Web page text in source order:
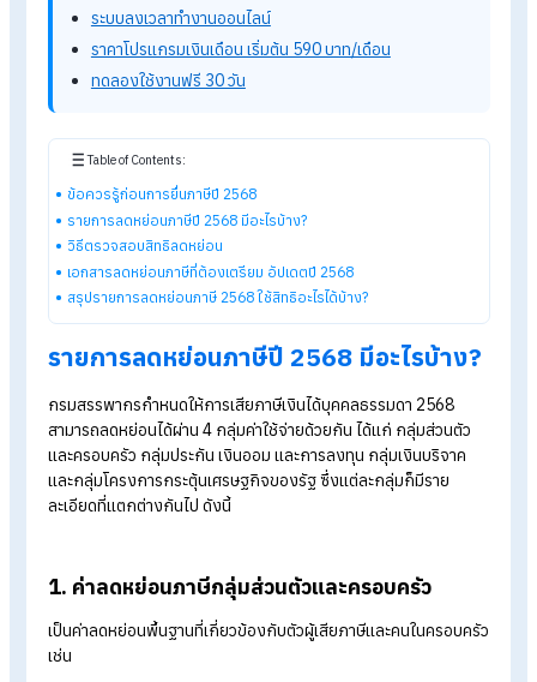
เหมาจ่ายได้ 50%ของรายได้ แต่ไม่เกิน 100,000
ในกรณีที่คำนวณแล้วพบว่าเงินได้สุทธิไม่เกิน 150,000
การยกเว้นภาษี แต่หากเกินจากจำนวนดังกล่าว จะถูกจัดเก็บภาษี
อัตราก้าวหน้า เริ่มต้นที่ 5%
รายการลดหย่อนภาษีอย่างครบถ้วน จะช่วยลดฐานภาษี ทำให้ภาระ
ภาษีที่ต้องชำระน้อยลง เมื่อเทียบกับผู้ที่ไม่มีสิทธิ์ลดหย่อนเลย
รู้จักโปรแกรม HR ของ HumanSoft เพิ่มเติม
โปรแกรมคำนวณเงินเดือนอัตโนมัติ
ระบบลงเวลาทำงานออนไลน์
ราคาโปรแกรมเงินเดือน เริ่มต้น 590 บาท/เดือน
ทดลองใช้งานฟรี 30 วัน
Table of Contents:
รายการลดหย่อนภาษีปี 2568 มีอะไรบ้าง?